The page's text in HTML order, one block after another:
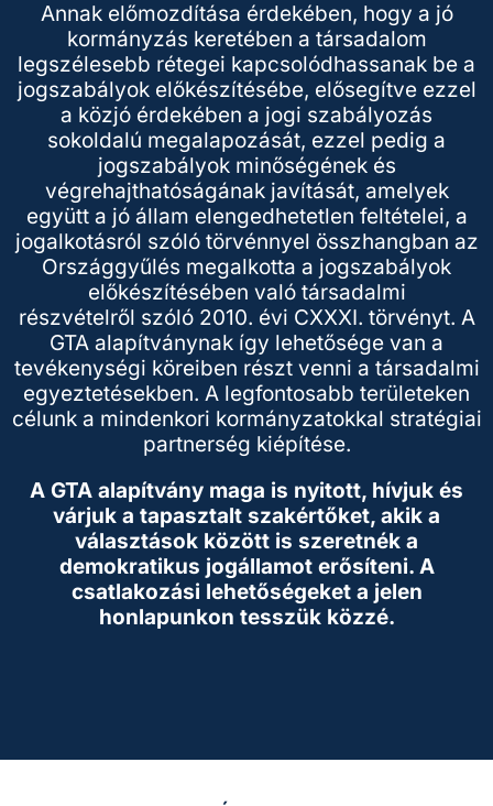
Annak előmozdítása érdekében, hogy a jó
kormányzás keretében a társadalom
legszélesebb rétegei kapcsolódhassanak be a
jogszabályok előkészítésébe, elősegítve ezzel
a közjó érdekében a jogi szabályozás
sokoldalú megalapozását, ezzel pedig a
jogszabályok minőségének és
végrehajthatóságának javítását, amelyek
együtt a jó állam elengedhetetlen feltételei, a
jogalkotásról szóló törvénnyel összhangban az
Országgyűlés megalkotta a jogszabályok
előkészítésében való társadalmi
részvételről szóló 2010. évi CXXXI. törvényt. A
GTA alapítványnak így lehetősége van a
tevékenységi köreiben részt venni a társadalmi
egyeztetésekben. A legfontosabb területeken
célunk a mindenkori kormányzatokkal stratégiai
partnerség kiépítése.
A GTA alapítvány maga is nyitott, hívjuk és
várjuk a tapasztalt szakértőket, akik a
választások között is szeretnék a
demokratikus jogállamot erősíteni. A
csatlakozási lehetőségeket a jelen
honlapunkon tesszük közzé.